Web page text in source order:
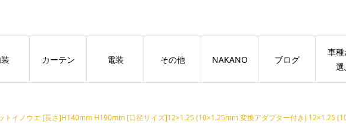
カーテン 電装 その他 NAKANO ブログ
車種
選
ノウエ [長さ]H140mm H190mm [口径サイズ]12×1.25 (10×1.25mm 変換アダプター付き) 12×1.25 (10×1.25＋